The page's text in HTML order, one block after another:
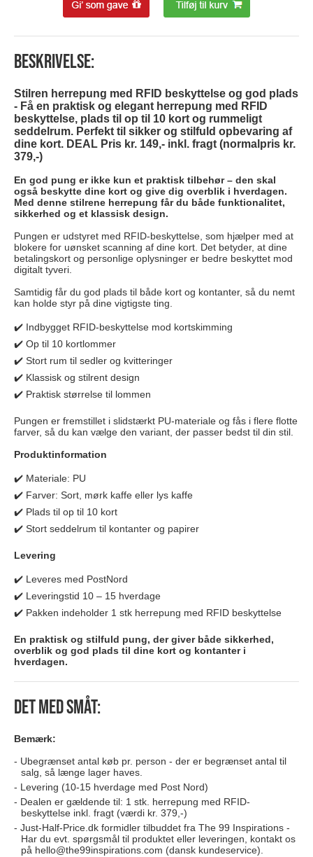
Beskrivelse:
Stilren herrepung med RFID beskyttelse og god plads
- Få en praktisk og elegant herrepung med RFID
beskyttelse, plads til op til 10 kort og rummeligt
seddelrum. Perfekt til sikker og stilfuld opbevaring af
dine kort. DEAL Pris kr. 149,- inkl. fragt (normalpris kr.
379,-)
En god pung er ikke kun et praktisk tilbehør – den skal
også beskytte dine kort og give dig overblik i hverdagen.
Med denne stilrene herrepung får du både funktionalitet,
sikkerhed og et klassisk design.
Pungen er udstyret med RFID-beskyttelse, som hjælper med at
blokere for uønsket scanning af dine kort. Det betyder, at dine
betalingskort og personlige oplysninger er bedre beskyttet mod
digitalt tyveri.
Samtidig får du god plads til både kort og kontanter, så du nemt
kan holde styr på dine vigtigste ting.
✔️ Indbygget RFID-beskyttelse mod kortskimming
✔️ Op til 10 kortlommer
✔️ Stort rum til sedler og kvitteringer
✔️ Klassisk og stilrent design
✔️ Praktisk størrelse til lommen
Pungen er fremstillet i slidstærkt PU-materiale og fås i flere flotte
farver, så du kan vælge den variant, der passer bedst til din stil.
Produktinformation
✔️ Materiale: PU
✔️ Farver: Sort, mørk kaffe eller lys kaffe
✔️ Plads til op til 10 kort
✔️ Stort seddelrum til kontanter og papirer
Levering
✔️ Leveres med PostNord
✔️ Leveringstid 10 – 15 hverdage
✔️ Pakken indeholder 1 stk herrepung med RFID beskyttelse
En praktisk og stilfuld pung, der giver både sikkerhed,
overblik og god plads til dine kort og kontanter i
hverdagen.
Det med småt:
Bemærk:
Ubegrænset antal køb pr. person - der er begrænset antal til
salg, så længe lager haves.
Levering (10-15 hverdage med Post Nord)
Dealen er gældende til: 1 stk. herrepung med RFID-
beskyttelse inkl. fragt (værdi kr. 379,-)
Just-Half-Price.dk formidler tilbuddet fra The 99 Inspirations -
Har du evt. spørgsmål til produktet eller leveringen, kontakt os
på hello@the99inspirations.com (dansk kundeservice).